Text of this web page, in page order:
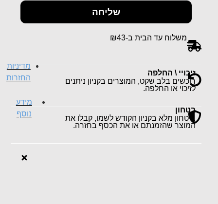
שליחה
משלוח עד הבית ב-₪43
זיכויי \ החלפה
רוכשים בלב שקט, המוצרים בקניון ניתנים
לזיכוי או החלפה.
מדיניות
החזרות
בטחון
ביטחון מלא בקניון הקודש לשמו, קבלו את
המוצר שהזמנתם או את הכסף בחזרה.
מידע
נוסף